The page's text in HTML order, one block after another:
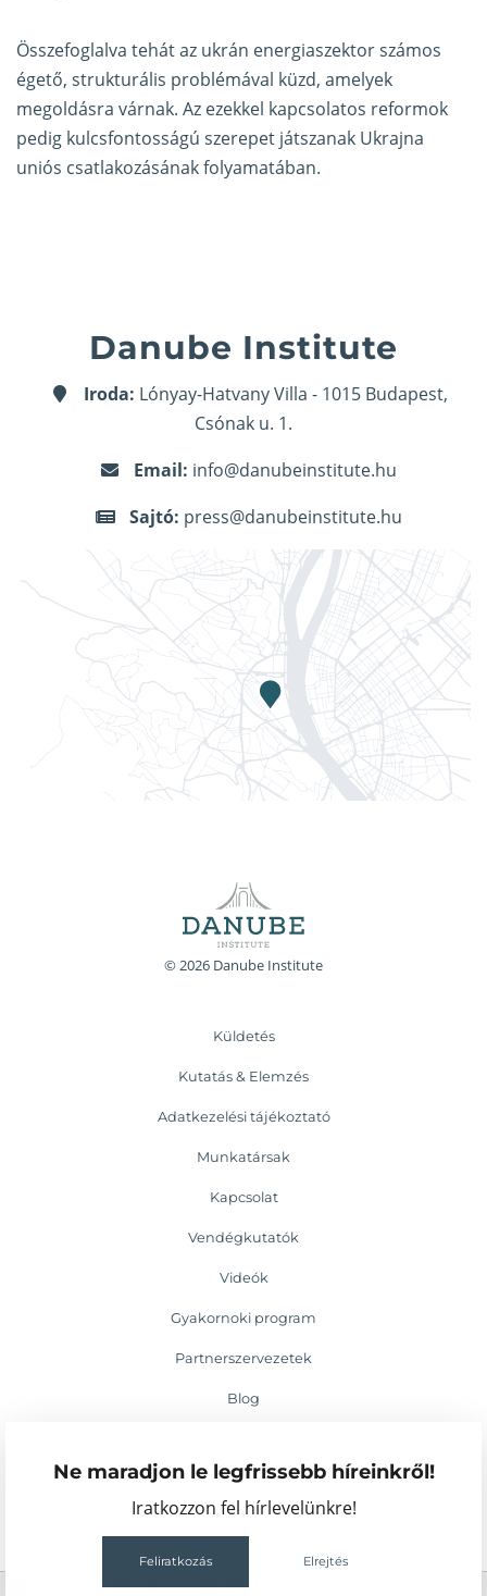
Ne maradjon le legfrissebb híreinkről!
Iratkozzon fel hírlevelünkre!
Feliratkozás Elrejtés
Összefoglalva tehát az ukrán energiaszektor számos
égető, strukturális problémával küzd, amelyek
megoldásra várnak. Az ezekkel kapcsolatos reformok
pedig kulcsfontosságú szerepet játszanak Ukrajna
uniós csatlakozásának folyamatában.
Danube Institute
Iroda: Lónyay-Hatvany Villa - 1015 Budapest,
Csónak u. 1.
Email: info@danubeinstitute.hu
Sajtó: press@danubeinstitute.hu
© 2026 Danube Institute
Küldetés
Kutatás & Elemzés
Adatkezelési tájékoztató
Munkatársak
Kapcsolat
Vendégkutatók
Videók
Gyakornoki program
Partnerszervezetek
Blog
Események